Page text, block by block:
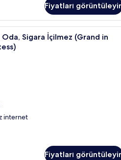
Fiyatları
Tek Büyük Yataklı Oda,
Oda, Sigara İçilmez (Grand in
internet
Fiyatları